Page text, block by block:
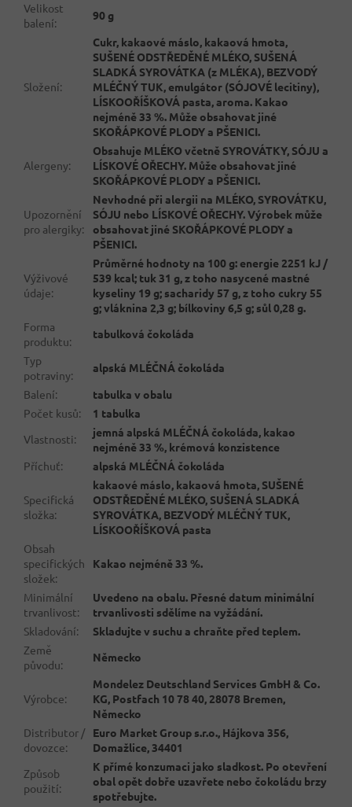
Velikost
balení:
90 g
Složení:
Cukr, kakaové máslo, kakaová hmota,
SUŠENÉ ODSTŘEDĚNÉ MLÉKO, SUŠENÁ
SLADKÁ SYROVÁTKA (z MLÉKA), BEZVODÝ
MLÉČNÝ TUK, emulgátor (SÓJOVÉ lecitiny),
LÍSKOOŘÍŠKOVÁ pasta, aroma. Kakao
nejméně 33 %. Může obsahovat jiné
SKOŘÁPKOVÉ PLODY a PŠENICI.
Alergeny:
Obsahuje MLÉKO včetně SYROVÁTKY, SÓJU a
LÍSKOVÉ OŘECHY. Může obsahovat jiné
SKOŘÁPKOVÉ PLODY a PŠENICI.
Upozornění
pro alergiky:
Nevhodné při alergii na MLÉKO, SYROVÁTKU,
SÓJU nebo LÍSKOVÉ OŘECHY. Výrobek může
obsahovat jiné SKOŘÁPKOVÉ PLODY a
PŠENICI.
Výživové
údaje:
Průměrné hodnoty na 100 g: energie 2251 kJ /
539 kcal; tuk 31 g, z toho nasycené mastné
kyseliny 19 g; sacharidy 57 g, z toho cukry 55
g; vláknina 2,3 g; bílkoviny 6,5 g; sůl 0,28 g.
Forma
produktu:
tabulková čokoláda
Typ
potraviny:
alpská MLÉČNÁ čokoláda
Balení:
tabulka v obalu
Počet kusů:
1 tabulka
Vlastnosti:
jemná alpská MLÉČNÁ čokoláda, kakao
nejméně 33 %, krémová konzistence
Příchuť: alpská MLÉČNÁ čokoláda
Specifická
složka:
kakaové máslo, kakaová hmota, SUŠENÉ
ODSTŘEDĚNÉ MLÉKO, SUŠENÁ SLADKÁ
SYROVÁTKA, BEZVODÝ MLÉČNÝ TUK,
LÍSKOOŘÍŠKOVÁ pasta
Obsah
specifických
složek:
Kakao nejméně 33 %.
Minimální
trvanlivost:
Uvedeno na obalu. Přesné datum minimální
trvanlivosti sdělíme na vyžádání.
Skladování:
Skladujte v suchu a chraňte před teplem.
Země
původu:
Německo
Výrobce:
Mondelez Deutschland Services GmbH & Co.
KG, Postfach 10 78 40, 28078 Bremen,
Německo
Distributor /
dovozce:
Euro Market Group s.r.o., Hájkova 356,
Domažlice, 34401
Způsob
použití:
K přímé konzumaci jako sladkost. Po otevření
obal opět dobře uzavřete nebo čokoládu brzy
spotřebujte.